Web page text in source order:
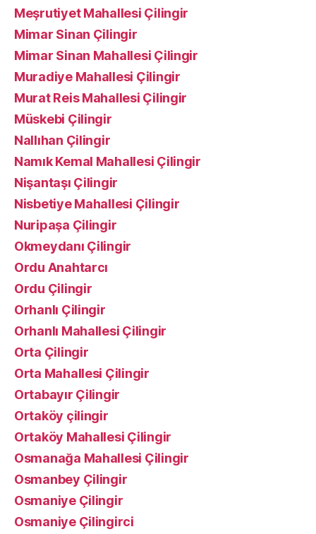
Meşrutiyet Mahallesi Çilingir
Mimar Sinan Çilingir
Mimar Sinan Mahallesi Çilingir
Muradiye Mahallesi Çilingir
Murat Reis Mahallesi Çilingir
Müskebi Çilingir
Nallıhan Çilingir
Namık Kemal Mahallesi Çilingir
Nişantaşı Çilingir
Nisbetiye Mahallesi Çilingir
Nuripaşa Çilingir
Okmeydanı Çilingir
Ordu Anahtarcı
Ordu Çilingir
Orhanlı Çilingir
Orhanlı Mahallesi Çilingir
Orta Çilingir
Orta Mahallesi Çilingir
Ortabayır Çilingir
Ortaköy çilingir
Ortaköy Mahallesi Çilingir
Osmanağa Mahallesi Çilingir
Osmanbey Çilingir
Osmaniye Çilingir
Osmaniye Çilingirci